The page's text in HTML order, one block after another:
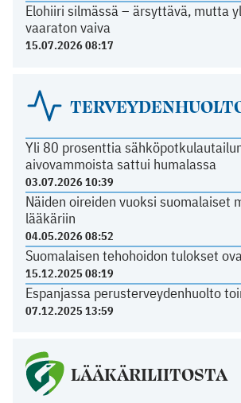
Elohiiri silmässä – ärsyttävä, mutta
vaaraton vaiva
15.07.2026 08:17
Yli 80 prosenttia
aivovammoista sattui humalassa
03.07.2026 10:39
Näiden oireiden vuoksi suomalaiset
lääkäriin
04.05.2026 08:52
Suomalaisen tehohoidon tulokset
15.12.2025 08:19
Espanjassa perusterveydenhuolto
07.12.2025 13:59
LÄÄKÄRILIITOSTA